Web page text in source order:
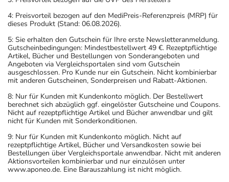
4: Preisvorteil bezogen auf den MediPreis-Referenzpreis (MRP) für
dieses Produkt (Stand: 06.08.2026).
5: Sie erhalten den Gutschein für Ihre erste Newsletteranmeldung.
Gutscheinbedingungen: Mindestbestellwert 49 €. Rezeptpflichtige
Artikel, Bücher und Bestellungen von Sonderangeboten und
Angeboten via Vergleichsportalen sind vom Gutschein
ausgeschlossen. Pro Kunde nur ein Gutschein. Nicht kombinierbar
mit anderen Gutscheinen, Sonderpreisen und Rabatt-Aktionen.
8: Nur für Kunden mit Kundenkonto möglich. Der Bestellwert
berechnet sich abzüglich ggf. eingelöster Gutscheine und Coupons.
Nicht auf rezeptpflichtige Artikel und Bücher anwendbar und gilt
nicht für Kunden mit Sonderkonditionen.
9: Nur für Kunden mit Kundenkonto möglich. Nicht auf
rezeptpflichtige Artikel, Bücher und Versandkosten sowie bei
Bestellungen über Vergleichsportale anwendbar. Nicht mit anderen
Aktionsvorteilen kombinierbar und nur einzulösen unter
www.aponeo.de. Eine Barauszahlung ist nicht möglich.